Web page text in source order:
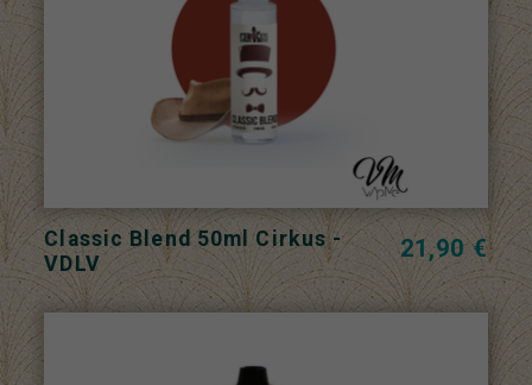
Classic Blend 50ml Cirkus -
VDLV
21,90 €